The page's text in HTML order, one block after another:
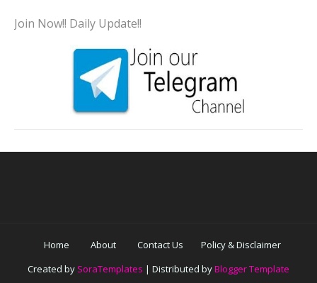
Join Now!! Daily Update!!
Home About Contact Us
Policy & Disclaimer
Created by SoraTemplates | Distributed byBlogger Template